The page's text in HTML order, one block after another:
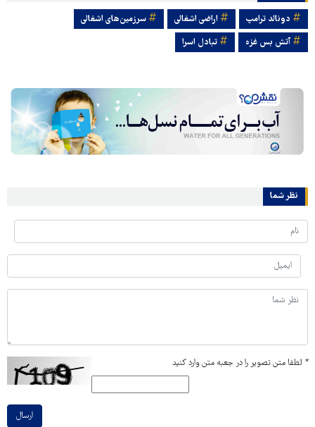
دونالد ترامپ اراضی اشغالی
سرزمین‌های اشغالی
آتش بس غزه
تبادل اسرا
نظر شما
* لطفا متن تصویر را در جعبه متن وارد کنید
ارسال